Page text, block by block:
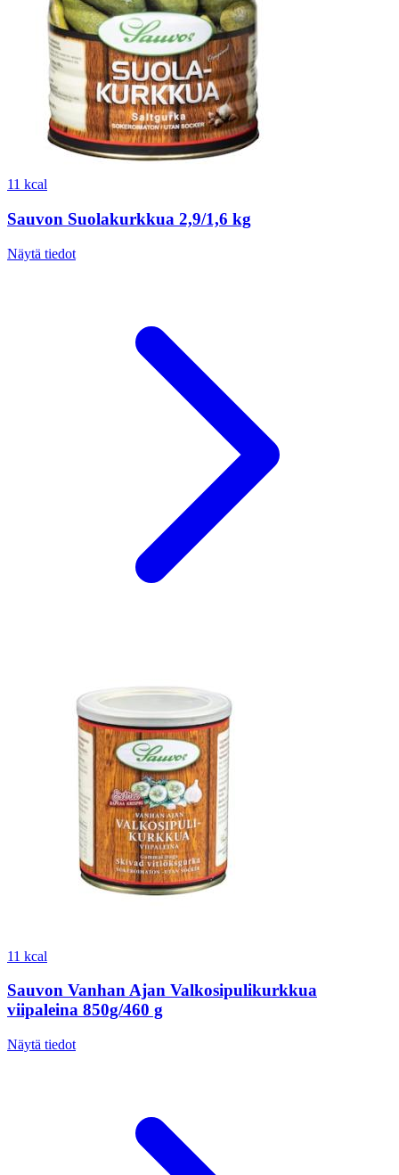
11 kcal
Sauvon Suolakurkkua 2,9/1,6 kg
Näytä tiedot
11 kcal
Sauvon Vanhan Ajan Valkosipulikurkkua
viipaleina 850g/460 g
Näytä tiedot